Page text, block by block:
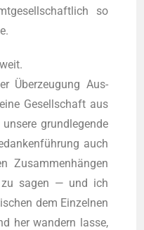
so
Überzeugung Aus­
Gesell­schaft aus
grund­le­gen­de
auch
Zusammenhängen
zu sagen — und ich
dem Ein­zel­nen
her wan­dern las­se,